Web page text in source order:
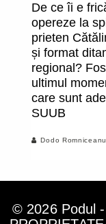
De ce îi e
opereze la
prieten
și format
regional?
ultimul
care sunt
SUUB
Dodo Romniceanu
© 2026 Podul